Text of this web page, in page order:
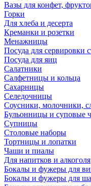
Вазы для конфет,
Горки
Для хлеба и десерта
Креманки и розетки
Менажницы
Посуда для сервировки
Посуда для яиц
Салатники
Салфетницы и кольца
Сахарницы
Селедочницы
Соусники, молочники,
Бульонницы и суповые
Супницы
Столовые наборы
Тортницы и лопатки
Чаши и пиалы
Для напитков и алкоголя
Бокалы и фужеры для
Бокалы и фужеры для